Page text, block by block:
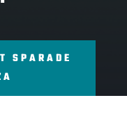
SPARADE